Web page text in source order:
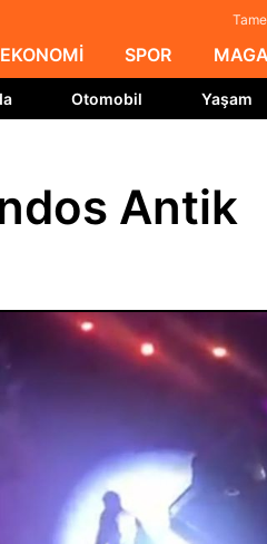
EKONOMİ SPOR
Otomobil Yaşam
Antik